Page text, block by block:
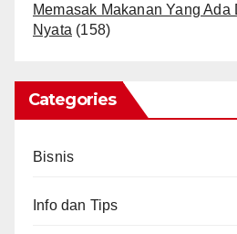
Memasak Makanan Yang
Nyata (158)
Categories
Bisnis
Info dan Tips